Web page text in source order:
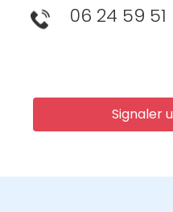
06 24 59 51
Signaler